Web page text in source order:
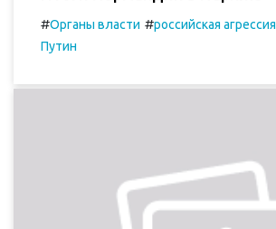
#Органы власти #российская агрессия
Путин